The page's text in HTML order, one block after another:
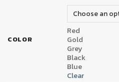
COLOR
Red
Gold
Grey
Black
Blue
Clear